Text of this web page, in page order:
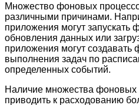
Множество фоновых
различными причинами.
приложения могут
обновления данных или
приложения могут
выполнения задач по
определенных событий.
Наличие множества фоновых
приводить к расходованию